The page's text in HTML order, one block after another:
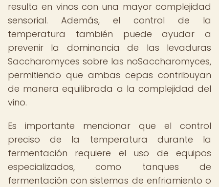
resulta en vinos con una mayor complejidad
sensorial. Además, el control de la
temperatura también puede ayudar a
prevenir la dominancia de las levaduras
Saccharomyces sobre las noSaccharomyces,
permitiendo que ambas cepas contribuyan
de manera equilibrada a la complejidad del
vino.
Es importante mencionar que el control
preciso de la temperatura durante la
fermentación requiere el uso de equipos
especializados, como tanques de
fermentación con sistemas de enfriamiento o